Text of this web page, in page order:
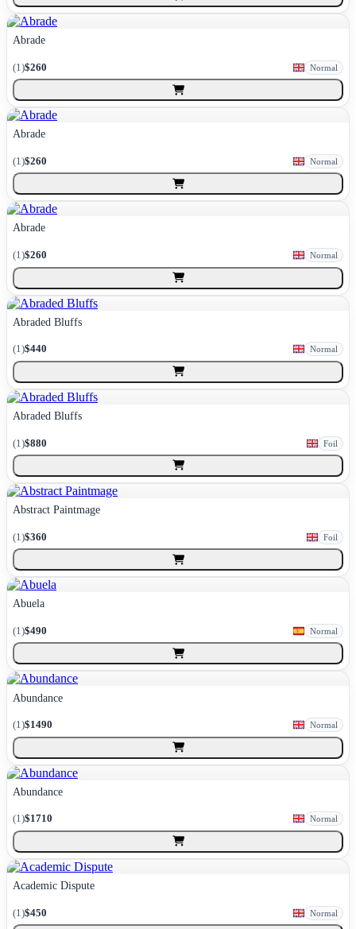
Abrade
(1)$260 Normal
Abrade
(1)$260 Normal
Abrade
(1)$260 Normal
Abraded Bluffs
(1)$440 Normal
Abraded Bluffs
(1)$880 Foil
Abstract Paintmage
(1)$360 Foil
Abuela
(1)$490 Normal
Abundance
(1)$1490 Normal
Abundance
(1)$1710 Normal
Academic Dispute
(1)$450 Normal